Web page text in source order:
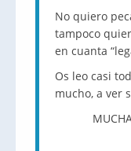
No quiero
tampoco
en cuanta
Os leo casi
mucho, a ver
MUCHAS,